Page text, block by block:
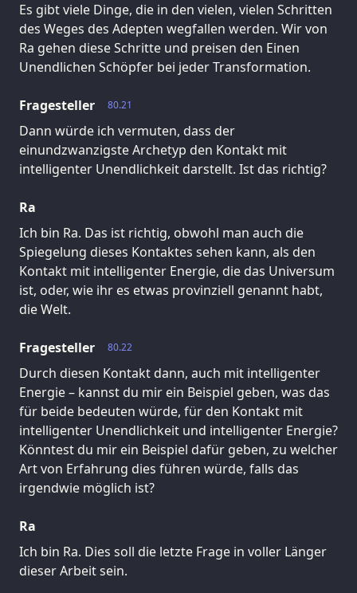
Es gibt viele Dinge, die in den vielen, vielen Schritten
des Weges des Adepten wegfallen werden. Wir von
Ra gehen diese Schritte und preisen den Einen
Unendlichen Schöpfer bei jeder Transformation.
80.21
Fragesteller
Dann würde ich vermuten, dass der
einundzwanzigste Archetyp den Kontakt mit
intelligenter Unendlichkeit darstellt. Ist das richtig?
Ra
Ich bin Ra. Das ist richtig, obwohl man auch die
Spiegelung dieses Kontaktes sehen kann, als den
Kontakt mit intelligenter Energie, die das Universum
ist, oder, wie ihr es etwas provinziell genannt habt,
die Welt.
80.22
Fragesteller
Durch diesen Kontakt dann, auch mit intelligenter
Energie – kannst du mir ein Beispiel geben, was das
für beide bedeuten würde, für den Kontakt mit
intelligenter Unendlichkeit und intelligenter Energie?
Könntest du mir ein Beispiel dafür geben, zu welcher
Art von Erfahrung dies führen würde, falls das
irgendwie möglich ist?
Ra
Ich bin Ra. Dies soll die letzte Frage in voller Länger
dieser Arbeit sein.